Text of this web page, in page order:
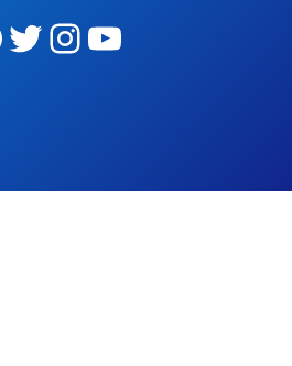
Twitter Instagram YouTube